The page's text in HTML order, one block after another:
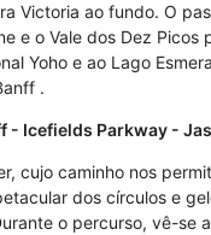
Victoria ao fundo. O
e o Vale dos Dez Picos
Yoho e ao Lago
.
- Icefields Parkway -
cujo caminho nos
dos círculos e
o percurso, vê-se